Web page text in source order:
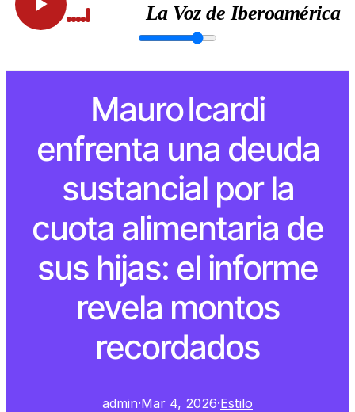
La Voz de Iberoamérica
Mauro Icardi
enfrenta una deuda
sustancial por la
cuota alimentaria de
sus hijas: el informe
revela montos
recordados
admin·Mar 4, 2026·Estilo